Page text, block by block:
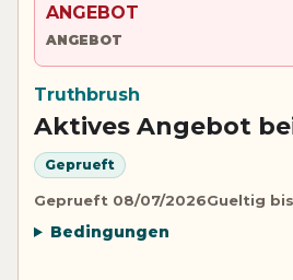
ANGEBOT
ANGEBOT
Truthbrush
Aktives Angebot
Geprueft
Geprueft 08/07/2026Gueltig
Bedingungen